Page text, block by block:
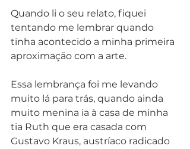
Quando li o seu relato, fiquei
tentando me lembrar quando
tinha acontecido a minha primeira
aproximação com a arte.
Essa lembrança foi me levando
muito lá para trás, quando ainda
muito menina ia à casa de minha
tia Ruth que era casada com
Gustavo Kraus, austríaco radicado